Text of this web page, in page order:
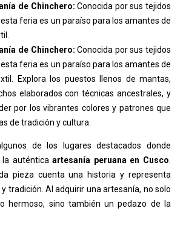
de Chinchero: Conocida por sus tejidos
feria es un paraíso para los amantes de
de Chinchero: Conocida por sus tejidos
feria es un paraíso para los amantes de
Explora los puestos llenos de mantas,
elaborados con técnicas ancestrales, y
por los vibrantes colores y patrones que
de tradición y cultura.
de los lugares destacados donde
la auténticaartesanía peruana en Cusco
pieza cuenta una historia y representa
tradición. Al adquirir una artesanía, no solo
hermoso, sino también un pedazo de la